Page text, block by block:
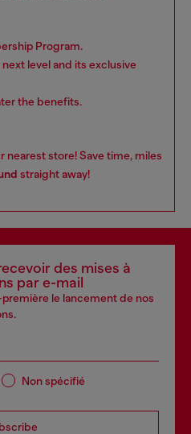
Program.
level and its exclusive
the benefits.
nearest store! Save time, miles
straight away!
des mises à
par e-mail
le lancement de nos
Non spécifié